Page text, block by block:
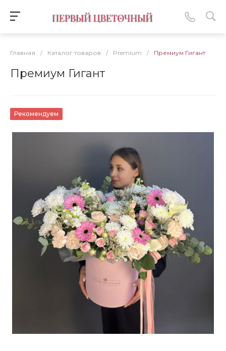
Главная / Каталог товаров / Premium / Премиум Гигант
Премиум Гигант
Рекомендуем